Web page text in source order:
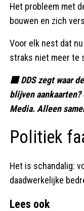
Het probleem met
bouwen en zich
Voor elk nest dat
straks niet meer te
🟦 DDS zegt waar
blijven
Media. Alleen
Politiek
Het is schandalig:
daadwerkelijke
Lees ook